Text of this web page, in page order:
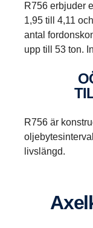
R756 erbjuder
1,95 till 4,11
antal
upp till 53 ton.
OÖVERTRÄFFAD
R756 är
livslängd.